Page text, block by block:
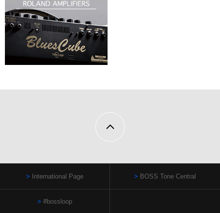
International Page BOSS Tone Central
#bossloop